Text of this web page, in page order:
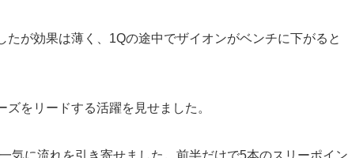
が効果は薄く、1Qの途中でザイオンがベンチに下がると
をリードする活躍を見せました。
気に流れを引き寄せました。前半だけで5本のスリーポイン